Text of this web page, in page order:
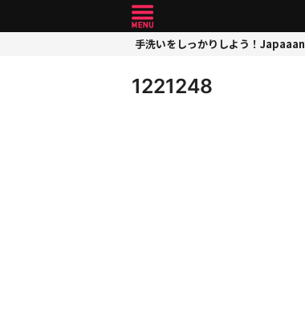
手洗いをしっかりしよう！Japaaan
1221248